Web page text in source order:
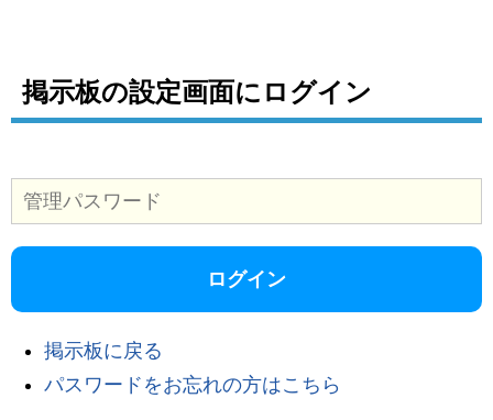
掲示板の設定画面にログイン
掲示板に戻る
パスワードをお忘れの方はこちら